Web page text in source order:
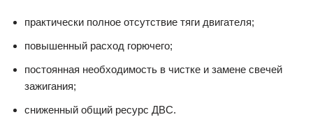
практически полное отсутствие тяги двигателя;
повышенный расход горючего;
постоянная необходимость в чистке и замене свечей
зажигания;
сниженный общий ресурс ДВС.